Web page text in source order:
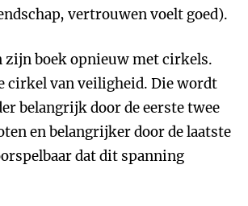
vertrouwen voelt goed).
boek opnieuw met cirkels.
cirkel van veiligheid. Die wordt
belangrijk door de eerste twee
en belangrijker door de laatste
dat dit spanning